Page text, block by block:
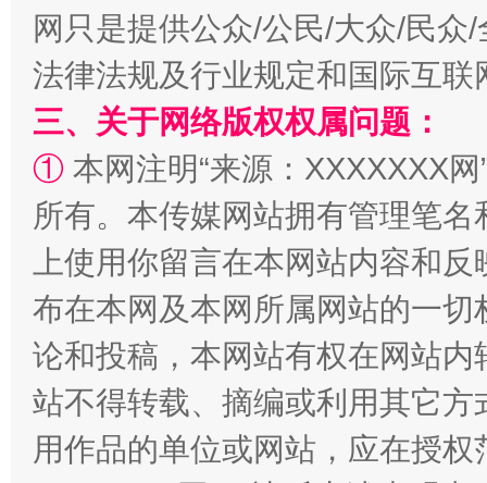
阿坝州三大球赛在茂县开幕 规模
网只是提供公众/公民/大众/民
法律法规及行业规定和国际互
三、关于网络版权权属问题：
① 本网注明“来源：XXXXXXX
所有。本传媒网站拥有管理笔
上使用你留言在本网站内容和
布在本网及本网所属网站的一
论和投稿，本网站有权在网站
站不得转载、摘编或利用其它
用作品的单位或网站，应在授